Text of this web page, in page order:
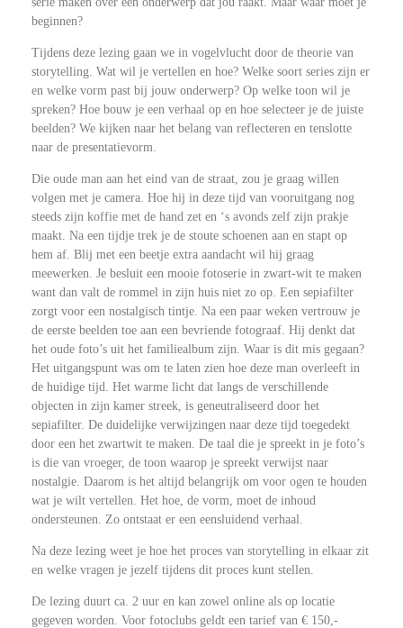
beginnen?
Tijdens deze lezing gaan we in vogelvlucht door de theorie van
storytelling. Wat wil je vertellen en hoe? Welke soort series zijn er
en welke vorm past bij jouw onderwerp? Op welke toon wil je
spreken? Hoe bouw je een verhaal op en hoe selecteer je de juiste
beelden? We kijken naar het belang van reflecteren en tenslotte
naar de presentatievorm.
Die oude man aan het eind van de straat, zou je graag willen
volgen met je camera. Hoe hij in deze tijd van vooruitgang nog
steeds zijn koffie met de hand zet en ‘s avonds zelf zijn prakje
maakt. Na een tijdje trek je de stoute schoenen aan en stapt op
hem af. Blij met een beetje extra aandacht wil hij graag
meewerken. Je besluit een mooie fotoserie in zwart-wit te maken
want dan valt de rommel in zijn huis niet zo op. Een sepiafilter
zorgt voor een nostalgisch tintje. Na een paar weken vertrouw je
de eerste beelden toe aan een bevriende fotograaf. Hij denkt dat
het oude foto’s uit het familiealbum zijn. Waar is dit mis gegaan?
Het uitgangspunt was om te laten zien hoe deze man overleeft in
de huidige tijd. Het warme licht dat langs de verschillende
objecten in zijn kamer streek, is geneutraliseerd door het
sepiafilter. De duidelijke verwijzingen naar deze tijd toegedekt
door een het zwartwit te maken. De taal die je spreekt in je foto’s
is die van vroeger, de toon waarop je spreekt verwijst naar
nostalgie. Daarom is het altijd belangrijk om voor ogen te houden
wat je wilt vertellen. Het hoe, de vorm, moet de inhoud
ondersteunen. Zo ontstaat er een eensluidend verhaal.
Na deze lezing weet je hoe het proces van storytelling in elkaar zit
en welke vragen je jezelf tijdens dit proces kunt stellen.
De lezing duurt ca. 2 uur en kan zowel online als op locatie
gegeven worden. Voor fotoclubs geldt een tarief van € 150,-